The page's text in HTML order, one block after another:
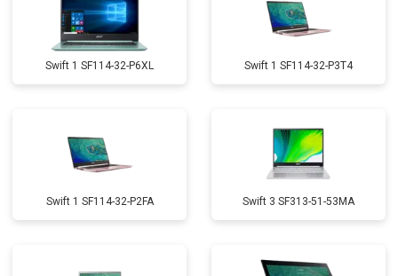
Swift 1 SF114-32-P6XL Swift 1 SF114-32-P3T4
Swift 1 SF114-32-P2FA Swift 3 SF313-51-53MA